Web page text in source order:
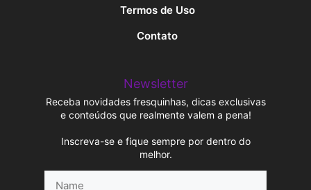
Termos de Uso
Contato
Newsletter
Receba novidades fresquinhas, dicas exclusivas
e conteúdos que realmente valem a pena!
Inscreva-se e fique sempre por dentro do
melhor.